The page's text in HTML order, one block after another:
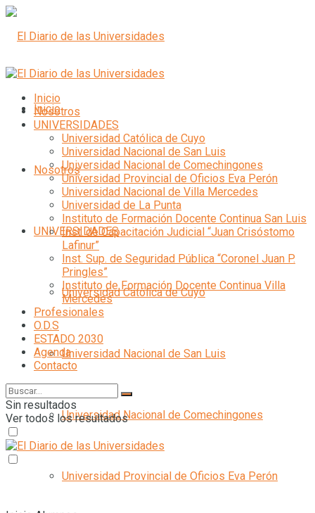
Inicio
Nosotros
UNIVERSIDADES
Universidad Católica de Cuyo
Universidad Nacional de San Luis
Universidad Nacional de Comechingones
Universidad Provincial de Oficios Eva Perón
Inicio
Nosotros
UNIVERSIDADES
Universidad Católica de Cuyo
Universidad Nacional de San Luis
Universidad Nacional de Comechingones
Universidad Provincial de Oficios Eva Perón
Universidad Nacional de Villa Mercedes
Universidad de La Punta
Instituto de Formación Docente Continua San Luis
Inst. de Capacitación Judicial “Juan Crisóstomo
Lafinur”
Inst. Sup. de Seguridad Pública “Coronel Juan P.
Pringles”
Instituto de Formación Docente Continua Villa
Mercedes
Profesionales
O.D.S
ESTADO 2030
Agenda
Contacto
Sin resultados
Ver todos los resultados